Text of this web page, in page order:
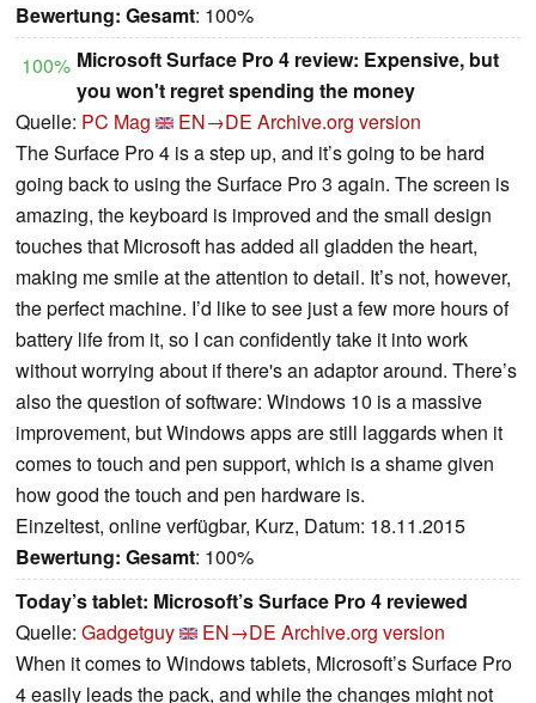
Bewertung: Gesamt: 100%
100% Microsoft Surface Pro 4 review: Expensive, but
you won't regret spending the money
Quelle: PC Mag EN→DE Archive.org version
The Surface Pro 4 is a step up, and it’s going to be hard
going back to using the Surface Pro 3 again. The screen is
amazing, the keyboard is improved and the small design
touches that Microsoft has added all gladden the heart,
making me smile at the attention to detail. It’s not, however,
the perfect machine. I’d like to see just a few more hours of
battery life from it, so I can confidently take it into work
without worrying about if there's an adaptor around. There’s
also the question of software: Windows 10 is a massive
improvement, but Windows apps are still laggards when it
comes to touch and pen support, which is a shame given
how good the touch and pen hardware is.
Einzeltest, online verfügbar, Kurz, Datum: 18.11.2015
Bewertung: Gesamt: 100%
Today’s tablet: Microsoft’s Surface Pro 4 reviewed
Quelle: Gadgetguy EN→DE Archive.org version
When it comes to Windows tablets, Microsoft’s Surface Pro
4 easily leads the pack, and while the changes might not